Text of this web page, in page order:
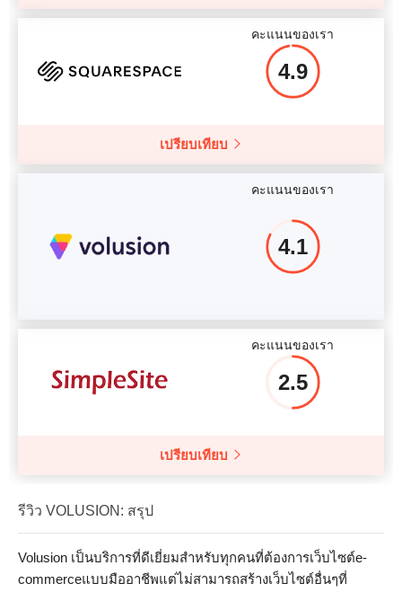
คะแนนของเรา
4.9
เปรียบเทียบ
คะแนนของเรา
4.1
คะแนนของเรา
2.5
เปรียบเทียบ
รีวิว VOLUSION: สรุป
Volusion เป็นบริการที่ดีเยี่ยมสำหรับทุกคนที่ต้องการเว็บไซต์e-
commerceแบบมืออาชีพแต่ไม่สามารถสร้างเว็บไซต์อื่นๆที่